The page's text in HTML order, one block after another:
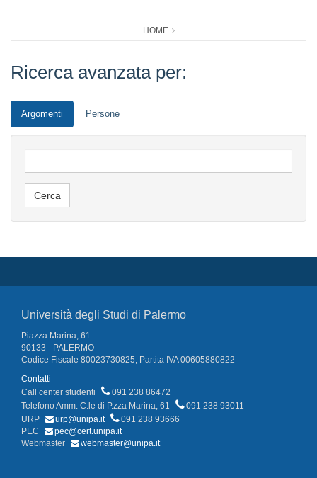
HOME
Ricerca avanzata per:
Argomenti Persone
Università degli Studi di Palermo
Piazza Marina, 61
90133 - PALERMO
Codice Fiscale 80023730825, Partita IVA 00605880822
Contatti
Call center studenti
091 238 86472
Telefono Amm. C.le di P.zza Marina, 61
091 238 93011
URP
urp@unipa.it
091 238 93666
PEC
pec@cert.unipa.it
Webmaster
webmaster@unipa.it